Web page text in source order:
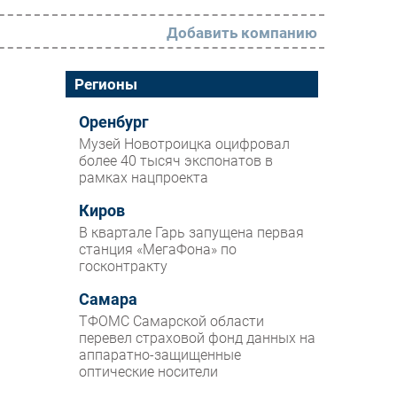
РАЗДЕЛЫ
Новости
Аналитика
Интервью
Мероприятия
Проекты
IT класс
Тестовый стенд
Каталог компаний
Добавить компанию
Регионы
Оренбург
Музей Новотроицка оцифровал
более 40 тысяч экспонатов в
рамках нацпроекта
Киров
В квартале Гарь запущена первая
станция «МегаФона» по
госконтракту
Самара
ТФОМС Самарской области
перевел страховой фонд данных на
аппаратно-защищенные
оптические носители